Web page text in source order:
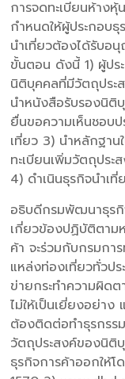
การจดทะเบียนห้าง
กำหนดให้ผู้ประกอบ
นำเที่ยวต้องได้รับอ
ขั้นตอน ดังนี้ 1) ผู้ปร
นิติบุคคลที่มีวัตถุประ
นำหนังสือรับรองนิติ
ยื่นขอความเห็นชอบ
เที่ยว 3) นำหลักฐา
ทะเบียนเพิ่มวัตถุปร
4) ดำเนินธุรกิจนำเ
อธิบดีกรมพัฒนาธุรกิ
เกี่ยวข้องปฏิบัติตา
ค้า จะร่วมกับกรมกา
แหล่งท่องเที่ยวทั่วปร
ข่ายกระทำความผิด
ไม่ให้เป็นเยี่ยงอย่าง
ต้องติดต่อทำธุรกรร
วัตถุประสงค์ของนิ
ธุรกิจการค้าออกให้